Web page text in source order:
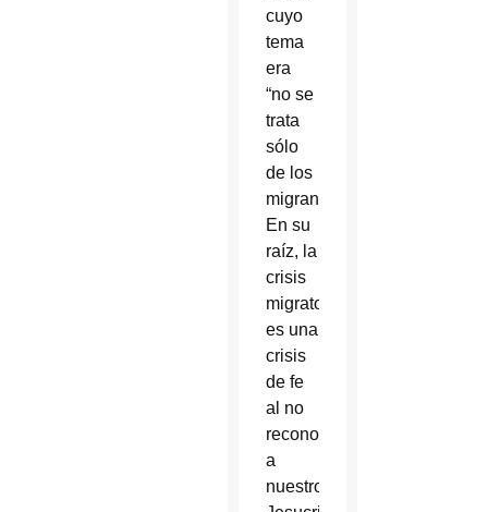
cuyo
tema
era
“no se
trata
sólo
de los
migrantes”.
En su
raíz, la
crisis
migratoria
es una
crisis
de fe
al no
reconocer
a
nuestro